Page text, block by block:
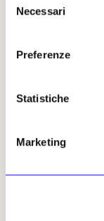
delNecessari
Preferenze
Statistiche
Marketing
Leggi i suoi articoli